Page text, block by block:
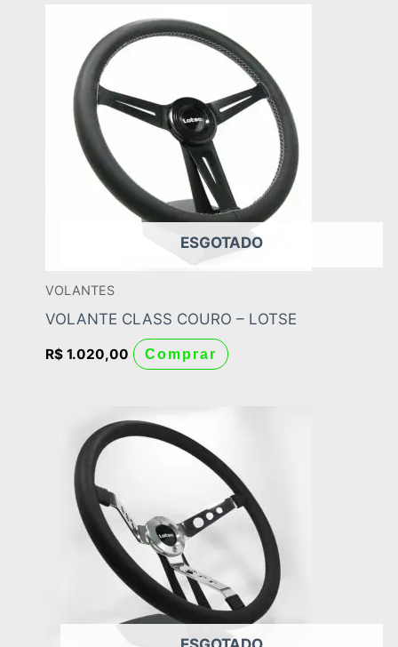
ESGOTADO
VOLANTES
VOLANTE CLASS COURO – LOTSE
R$ 1.020,00 Comprar